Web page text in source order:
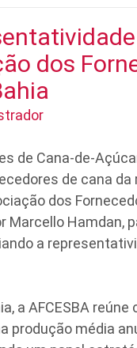
dos
de Cana-de-
de cana da
dos
Marcello
a
a AFCESBA
produção média